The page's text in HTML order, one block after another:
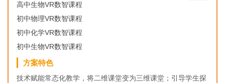
高中生物VR数智课程
初中物理VR数智课程
初中化学VR数智课程
初中生物VR数智课程
方案特色
技术赋能常态化教学，将二维课堂变为三维课堂；引导学生探